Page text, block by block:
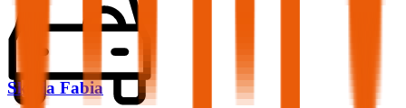
Skoda Fabia